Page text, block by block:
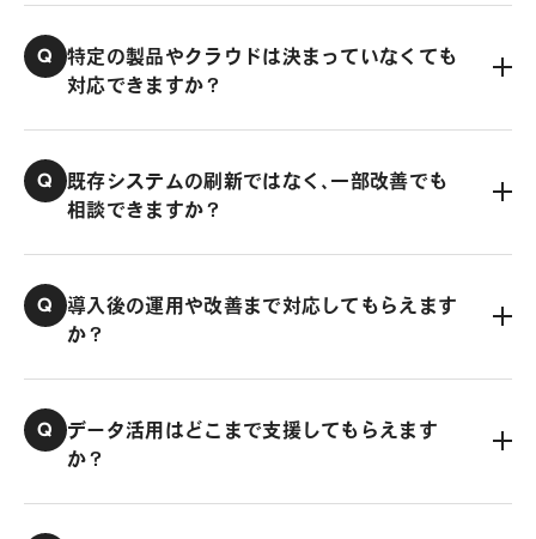
Q
特定の製品やクラウドは決まっていなくても
対応できますか？
Q
既存システムの刷新ではなく、一部改善でも
相談できますか？
Q
導入後の運用や改善まで対応してもらえます
か？
Q
データ活用はどこまで支援してもらえます
か？